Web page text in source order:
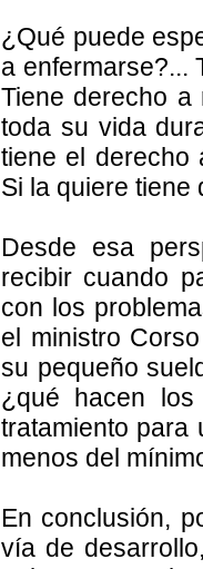
¿Qué puede
a enfermarse?...
Tiene derecho
toda su vida
tiene el derecho
Si la quiere tiene
Desde esa
recibir cuando
con los
el ministro
su pequeño
¿qué hacen
tratamiento para
menos del
En conclusión,
vía de